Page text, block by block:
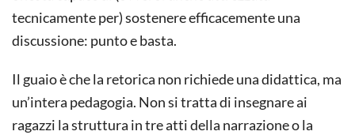
tecnicamente per) sostenere efficacemente una
discussione: punto e basta.
Il guaio è che la retorica non richiede una didattica, ma
un’intera pedagogia. Non si tratta di insegnare ai
ragazzi la struttura in tre atti della narrazione o la